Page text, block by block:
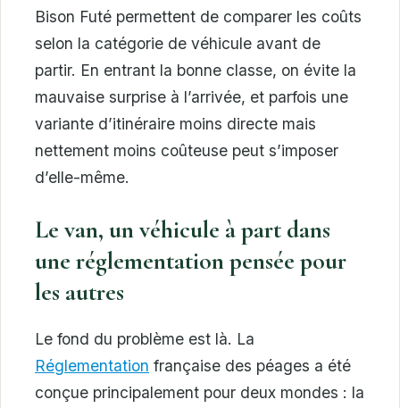
Bison Futé permettent de comparer les coûts
selon la catégorie de véhicule avant de
partir. En entrant la bonne classe, on évite la
mauvaise surprise à l’arrivée, et parfois une
variante d’itinéraire moins directe mais
nettement moins coûteuse peut s’imposer
d’elle-même.
Le van, un véhicule à part dans
une réglementation pensée pour
les autres
Le fond du problème est là. La
Réglementation française des péages a été
conçue principalement pour deux mondes : la